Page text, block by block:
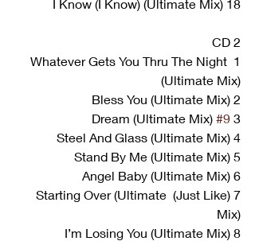
18 I Know (I Know) (Ultimate Mix)
CD 2
1 Whatever Gets You Thru The Night
(Ultimate Mix)
2 Bless You (Ultimate Mix)
3
#9
4 Steel And Glass (Ultimate Mix)
5 Stand By Me (Ultimate Mix)
6 Angel Baby (Ultimate Mix)
7 (Just Like) Starting Over (Ultimate
Mix)
8 I’m Losing You (Ultimate Mix)